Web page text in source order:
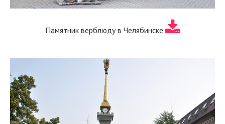
Памятник верблюду в Челябинске